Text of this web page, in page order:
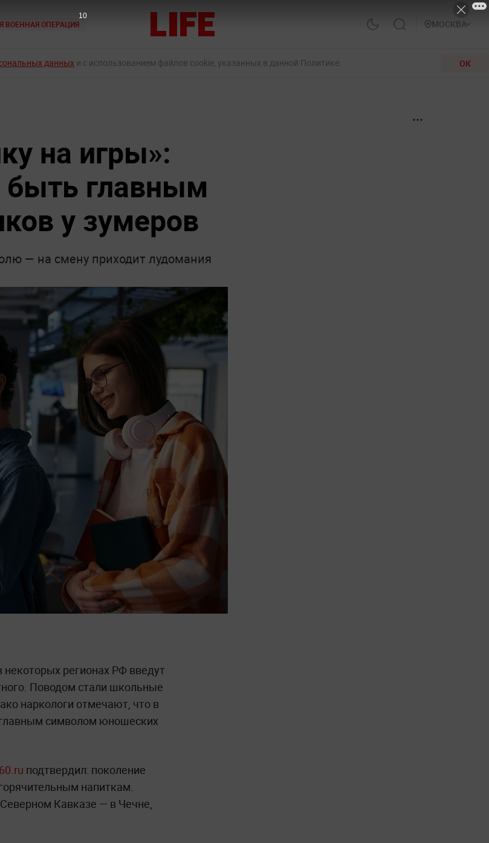
ВОЕННАЯ ОПЕРАЦИЯ МОСКВА
данных и с использованием файлов cookie, указанных в данной Политике. ОК
на игры»:
быть главным
у зумеров
— на смену приходит лудомания
регионах РФ введут
Поводом стали школьные
наркологи отмечают, что в
символом юношеских
подтвердил: поколение
напиткам.
Кавказе — в Чечне,
9